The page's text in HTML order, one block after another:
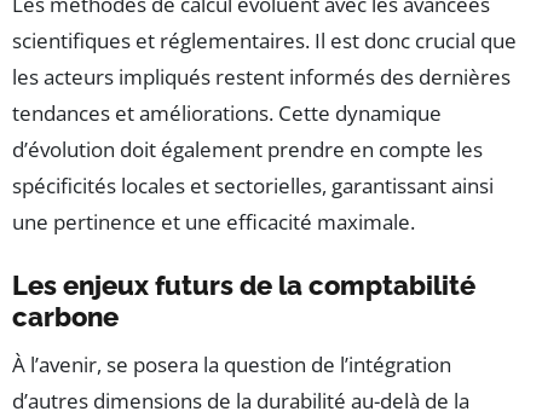
scientifiques et réglementaires. Il est donc crucial que
les acteurs impliqués restent informés des dernières
tendances et améliorations. Cette dynamique
d’évolution doit également prendre en compte les
spécificités locales et sectorielles, garantissant ainsi
une pertinence et une efficacité maximale.
Les enjeux futurs de la comptabilité
carbone
À l’avenir, se posera la question de l’intégration
d’autres dimensions de la durabilité au-delà de la